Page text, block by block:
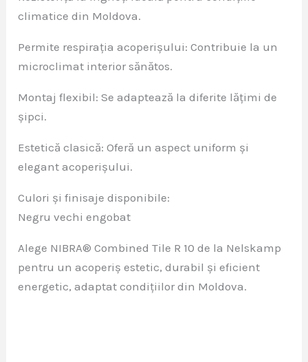
climatice din Moldova.
Permite respirația acoperișului: Contribuie la un
microclimat interior sănătos.
Montaj flexibil: Se adaptează la diferite lățimi de
șipci.
Estetică clasică: Oferă un aspect uniform și
elegant acoperișului.
Culori și finisaje disponibile:
Negru vechi engobat
Alege NIBRA® Combined Tile R 10 de la Nelskamp
pentru un acoperiș estetic, durabil și eficient
energetic, adaptat condițiilor din Moldova.